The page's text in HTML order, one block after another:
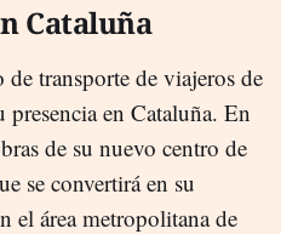
Cataluña
transporte de viajeros de
en Cataluña. En
de su nuevo centro de
se convertirá en su
el área metropolitana de